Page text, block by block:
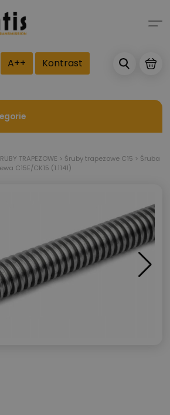
A++ Kontrast
TRAPEZOWE > Śruby trapezowe C15 > Śruba
C15E/CK15 (1.1141)